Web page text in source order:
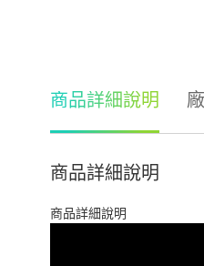
商品詳細說明
商品詳細說明
商品詳細說明